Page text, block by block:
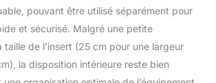
pouvant être utilisé séparément pour
et sécurisé. Malgré une petite
taille de l’insert (25 cm pour une largeur
la disposition intérieure reste bien